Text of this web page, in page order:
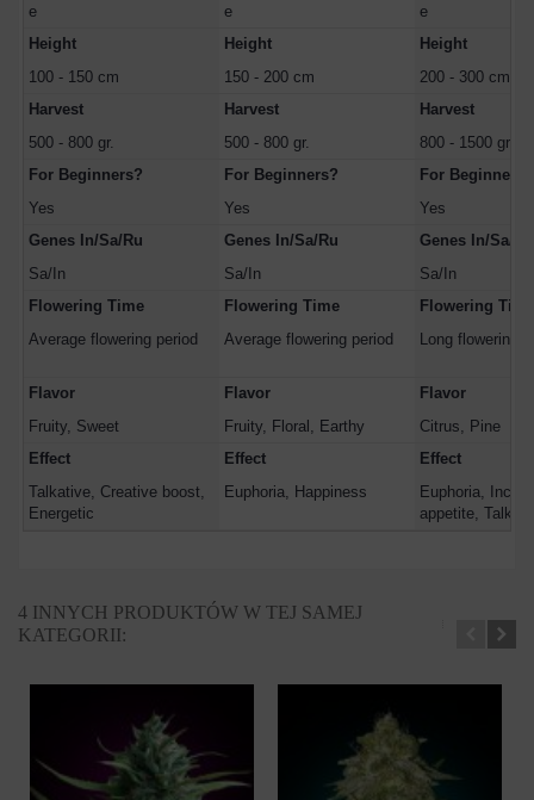
e
e
e
Height
100 - 150 cm
Height
150 - 200 cm
Height
200 - 300 cm
Harvest
500 - 800 gr.
Harvest
500 - 800 gr.
Harvest
800 - 1500 gr.
For Beginners?
Yes
For Beginners?
Yes
For Beginners?
Yes
Genes In/Sa/Ru
Sa/In
Genes In/Sa/Ru
Sa/In
Genes In/Sa/Ru
Sa/In
Flowering Time
Average flowering period
Flowering Time
Average flowering period
Flowering Time
Long flowering
Flavor
Fruity, Sweet
Flavor
Fruity, Floral, Earthy
Flavor
Citrus, Pine
Effect
Talkative, Creative boost,
Energetic
Effect
Euphoria, Happiness
Effect
Euphoria,
appetite,
4 INNYCH PRODUKTÓW W TEJ SAMEJ
KATEGORII: